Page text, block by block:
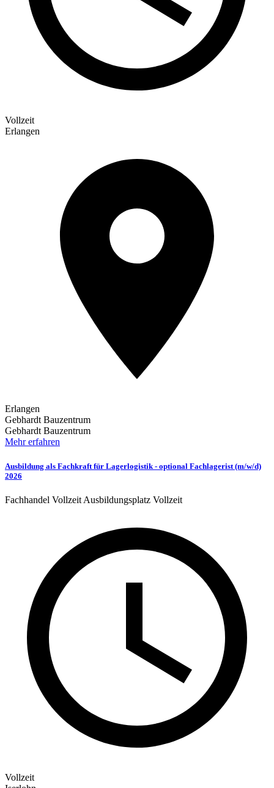
Vollzeit
Erlangen
Erlangen
Gebhardt Bauzentrum
Gebhardt Bauzentrum
Mehr erfahren
Ausbildung als Fachkraft für Lagerlogistik - optional Fachlagerist (m/w/d)
2026
Fachhandel Vollzeit Ausbildungsplatz Vollzeit
Vollzeit